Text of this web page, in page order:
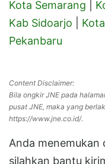
Kota Semarang
Kab Sidoarjo
Pekanbaru
Content Disclaimer:
Bila ongkir JNE pada
pusat JNE, maka yang
https://www.jne.co.id/.
Anda menemukan
silahkan bantu